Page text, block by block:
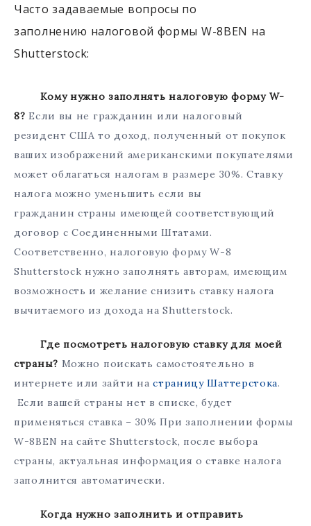
Часто задаваемые вопросы по
заполнению налоговой формы W-8BEN на
Shutterstock:
Кому нужно заполнять налоговую форму W-
8? Если вы не гражданин или налоговый
резидент США то доход, полученный от покупок
ваших изображений американскими покупателями
может облагаться налогам в размере 30%. Ставку
налога можно уменьшить если вы
гражданин страны имеющей соответствующий
договор с Соединенными Штатами.
Соответственно, налоговую форму W-8
Shutterstock нужно заполнять авторам, имеющим
возможность и желание снизить ставку налога
вычитаемого из дохода на Shutterstock.
Где посмотреть налоговую ставку для моей
страны? Можно поискать самостоятельно в
интернете или зайти настраницу Шаттерстока.
Если вашей страны нет в списке, будет
применяться ставка – 30% При заполнении формы
W-8BEN на сайте Shutterstock, после выбора
страны, актуальная информация о ставке налога
заполнится автоматически.
Когда нужно заполнить и отправить